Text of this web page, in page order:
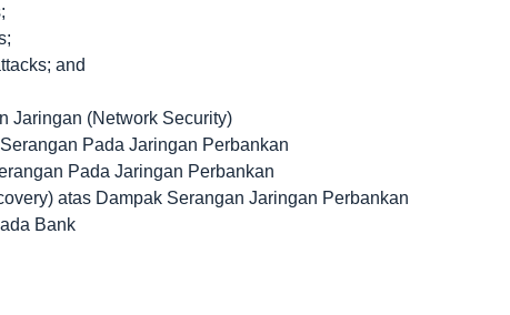
and
Jaringan (Network Security)
Pada Jaringan Perbankan
Pada Jaringan Perbankan
atas Dampak Serangan Jaringan Perbankan
Bank